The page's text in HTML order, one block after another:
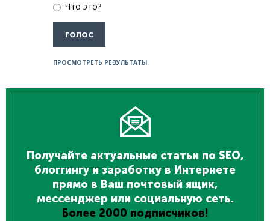
Что это?
ПРОСМОТРЕТЬ РЕЗУЛЬТАТЫ
Получайте актуальные статьи по SEO,
блоггингу и заработку в Интернете
прямо в Ваш почтовый ящик,
мессенджер или социальную сеть.
Более 2000 подписчиков!